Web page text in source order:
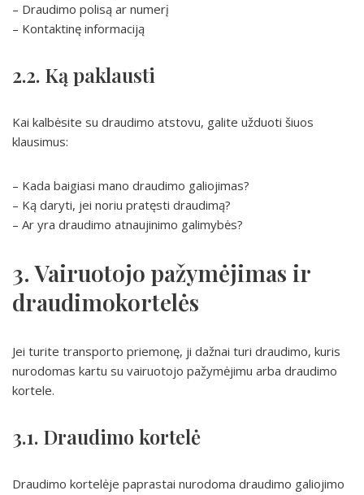
– Draudimo polisą ar numerį
– Kontaktinę informaciją
2.2. Ką paklausti
Kai kalbėsite su draudimo atstovu, galite užduoti šiuos
klausimus:
– Kada baigiasi mano draudimo galiojimas?
– Ką daryti, jei noriu pratęsti draudimą?
– Ar yra draudimo atnaujinimo galimybės?
3. Vairuotojo pažymėjimas ir
draudimokortelės
Jei turite transporto priemonę, ji dažnai turi draudimo, kuris
nurodomas kartu su vairuotojo pažymėjimu arba draudimo
kortele.
3.1. Draudimo kortelė
Draudimo kortelėje paprastai nurodoma draudimo galiojimo